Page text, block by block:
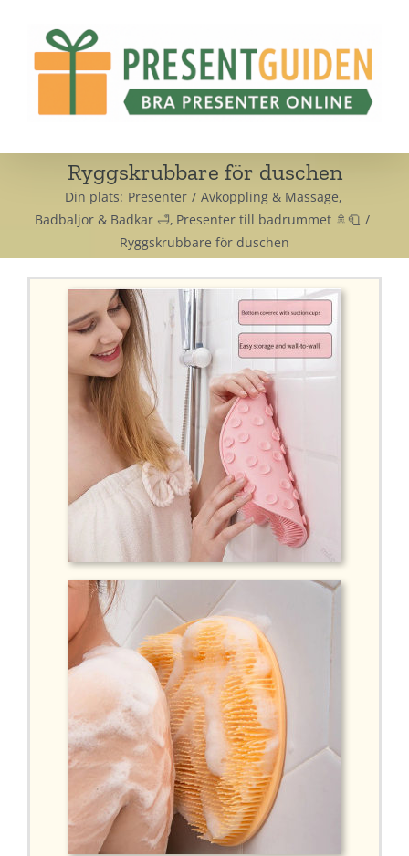
Ryggskrubbare för duschen
Din plats: Presenter
Avkoppling & Massage
Badbaljor & Badkar 🛁 Presenter till badrummet 🚿🧻
Ryggskrubbare för duschen